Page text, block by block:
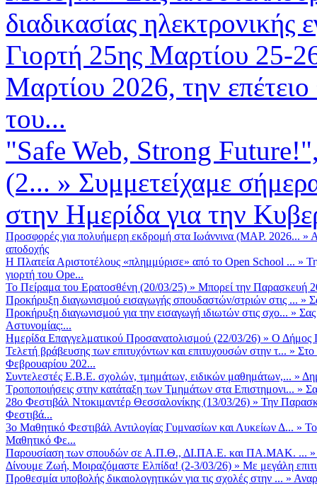
διαδικασίας ηλεκτρονικής
Γιορτή 25ης Μαρτίου 25-
Μαρτίου 2026, την
του...
"Safe Web, Strong
(2... » Συμμετείχαμε
στην Ημερίδα για την
Προσφορές για πολυήμερη εκδρομή στα Ιωάννινα (ΜΑΡ. 2026... »
αποδοχής
Η Πλατεία Αριστοτέλους «πλημμύρισε» από το Open School ... »
γιορτή του Ope...
Το Πείραμα του Ερατοσθένη (20/03/25) » Μπορεί την Παρασκευή
Προκήρυξη διαγωνισμού εισαγωγής σπουδαστών/στριών στις ... »
Προκήρυξη διαγωνισμού για την εισαγωγή ιδιωτών στις σχο... » Σας
Αστυνομίας:...
Ημερίδα Επαγγελματικού Προσανατολισμού (22/03/26) » Ο Δήμος
Τελετή βράβευσης των επιτυχόντων και επιτυχουσών στην τ... » Στο
Φεβρουαρίου 202...
Συντελεστές Ε.Β.Ε. σχολών, τμημάτων, ειδικών μαθημάτων,... »
Τροποποιήσεις στην κατάταξη των Τμημάτων στα Επιστημονι... »
28ο Φεστιβάλ Ντοκιμαντέρ Θεσσαλονίκης (13/03/26) » Την
Φεστιβά...
3ο Μαθητικό Φεστιβάλ Αντιλογίας Γυμνασίων και Λυκείων Δ... »
Μαθητικό Φε...
Παρουσίαση των σπουδών σε Α.Π.Θ., ΔΙ.ΠΑ.Ε. και ΠΑ.ΜΑΚ. ...
Δίνουμε Ζωή, Μοιραζόμαστε Ελπίδα! (2-3/03/26) » Με μεγάλη
Προθεσμία υποβολής δικαιολογητικών για τις σχολές στην ... »